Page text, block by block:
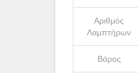
Αριθμός
Λαμπτήρων
Βάρος